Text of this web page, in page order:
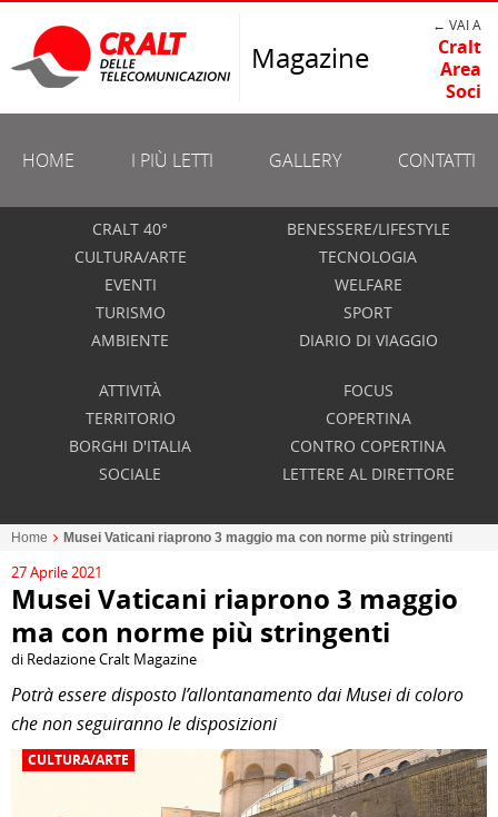
Magazine
← VAI A
Cralt
Area
Soci
HOME I PIÙ LETTI GALLERY CONTATTI
CRALT 40°
CULTURA/ARTE
EVENTI
TURISMO
AMBIENTE
BENESSERE/LIFESTYLE
TECNOLOGIA
WELFARE
SPORT
DIARIO DI VIAGGIO
ATTIVITÀ
TERRITORIO
BORGHI D'ITALIA
SOCIALE
FOCUS
COPERTINA
CONTRO COPERTINA
LETTERE AL DIRETTORE
Home Musei Vaticani riaprono 3 maggio ma con norme più stringenti
27 Aprile 2021
Musei Vaticani riaprono 3 maggio
ma con norme più stringenti
di Redazione Cralt Magazine
Potrà essere disposto l’allontanamento dai Musei di coloro
che non seguiranno le disposizioni
CULTURA/ARTE